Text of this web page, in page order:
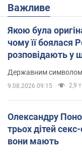
Важливе
Якою була
чому її боялася
розповідають у
Державним символом
9.08.2026 09:15 2,9 т.
Олександру
трьох дітей
вони мають